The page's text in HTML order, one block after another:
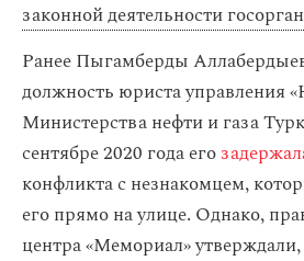
законной деятельности
Ранее Пыгамберды
должность юриста управления
Министерства нефти и газа
сентябре 2020 года его
конфликта с незнакомцем,
его прямо на улице. Однако,
центра «Мемориал»